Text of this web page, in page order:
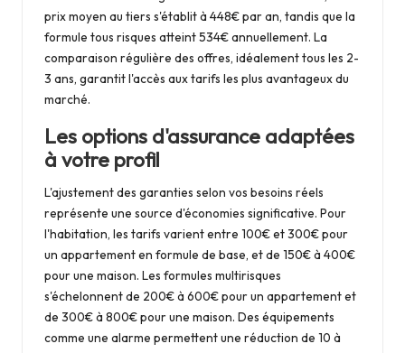
prix moyen au tiers s'établit à 448€ par an, tandis que la
formule tous risques atteint 534€ annuellement. La
comparaison régulière des offres, idéalement tous les 2-
3 ans, garantit l'accès aux tarifs les plus avantageux du
marché.
Les options d'assurance adaptées
à votre profil
L'ajustement des garanties selon vos besoins réels
représente une source d'économies significative. Pour
l'habitation, les tarifs varient entre 100€ et 300€ pour
un appartement en formule de base, et de 150€ à 400€
pour une maison. Les formules multirisques
s'échelonnent de 200€ à 600€ pour un appartement et
de 300€ à 800€ pour une maison. Des équipements
comme une alarme permettent une réduction de 10 à